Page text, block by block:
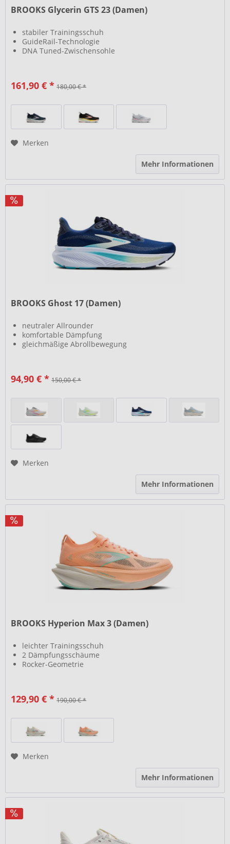
BROOKS Glycerin GTS 23 (Damen)
stabiler Trainingsschuh
GuideRail-Technologie
DNA Tuned-Zwischensohle
161,90 € * 180,00 € *
Merken
Mehr Informationen
BROOKS Ghost 17 (Damen)
neutraler Allrounder
komfortable Dämpfung
gleichmäßige Abrollbewegung
94,90 € * 150,00 € *
Merken
Mehr Informationen
BROOKS Hyperion Max 3 (Damen)
leichter Trainingsschuh
2 Dämpfungsschäume
Rocker-Geometrie
129,90 € * 190,00 € *
Merken
Mehr Informationen